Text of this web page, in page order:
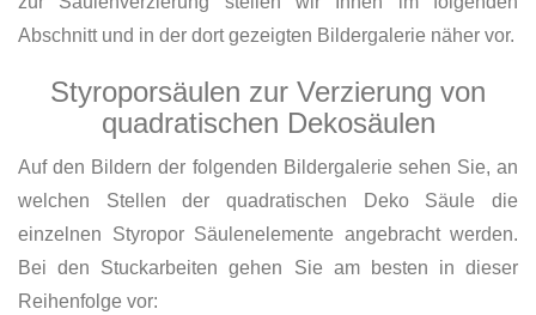
Abschnitt und in der dort gezeigten Bildergalerie näher vor.
Styroporsäulen zur Verzierung von
quadratischen Dekosäulen
Auf den Bildern der folgenden Bildergalerie sehen Sie, an
welchen Stellen der quadratischen Deko Säule die
einzelnen Styropor Säulenelemente angebracht werden.
Bei den Stuckarbeiten gehen Sie am besten in dieser
Reihenfolge vor: